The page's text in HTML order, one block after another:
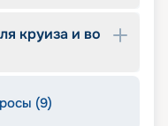
круиза и во
(9)